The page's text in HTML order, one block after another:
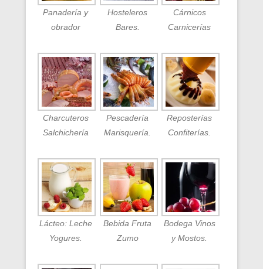
Panadería y
obrador
Hosteleros
Bares.
Cárnicos
Carnicerías
Charcuteros
Salchichería
Pescadería
Marisquería.
Reposterías
Confiterías.
Lácteo: Leche
Yogures.
Bebida Fruta
Zumo
Bodega Vinos
y Mostos.